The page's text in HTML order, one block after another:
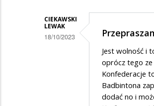
CIEKAWSKI
LEWAK
18/10/2023
Jest wolność i
oprócz tego
Konfederacje
Badbintona
dodać no i